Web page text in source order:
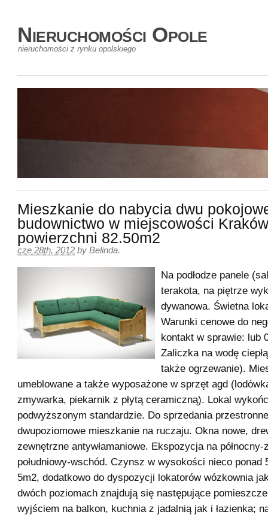
Nieruchomości Opole
nieruchomości z rynku opolskiego
Mieszkanie do nabycia dwu
budownictwo w miejscowości
powierzchni 82.50m2
cze 28th, 2012 by Belinda.
Na podłodze panele
terakota, na piętrze
dywanowa. Świetna
Warunki cenowe do
kontakt w sprawie: lub
Zaliczka na wodę
także ogrzewanie).
umeblowane a także wyposażone w sprzęt agd
zmywarka, piekarnik z płytą ceramiczną). Lokal
podwyższonym standardzie. Do sprzedania
dwupoziomowe mieszkanie na ruczaju. Okna nowe,
zewnętrzne antywłamaniowe. Ekspozycja na
południowy-wschód. Czynsz w wysokości nieco ponad
5m2, dodatkowo do dyspozycji lokatorów wózkownia
dwóch poziomach znajdują się następujące
wyjściem na balkon, kuchnia z jadalnią jak i łazienka;